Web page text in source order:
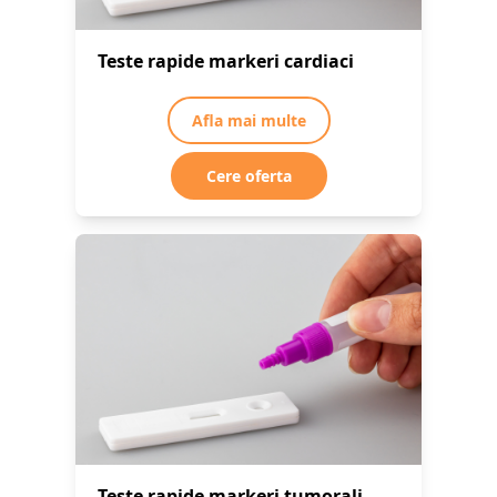
Teste rapide markeri cardiaci
Afla mai multe
Cere oferta